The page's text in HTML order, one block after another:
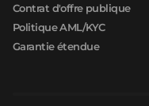
Contrat d'offre publique
Politique AML/KYC
Garantie étendue